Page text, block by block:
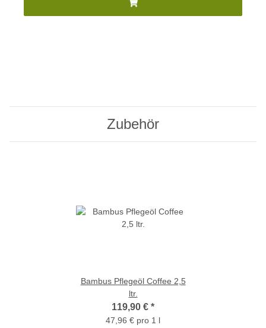
Zubehör
Bambus Pflegeöl Coffee 2,5
ltr.
119,90 € *
47,96 € pro 1 l